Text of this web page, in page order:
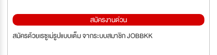
สมัครงานด่วน
สมัครด้วยเรซูเม่รูปแบบเต็ม จากระบบสมาชิก JOBBKK